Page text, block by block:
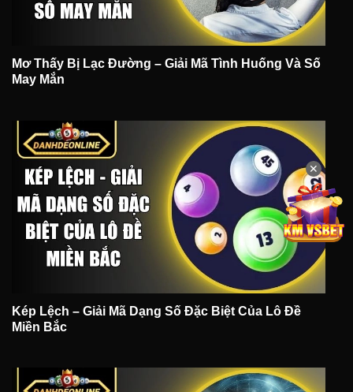
Mơ Thấy Bị Lạc Đường – Giải Mã Tình Huống Và Số
May Mắn
Kép Lệch – Giải Mã Dạng Số Đặc Biệt Của Lô Đề
Miền Bắc
✕